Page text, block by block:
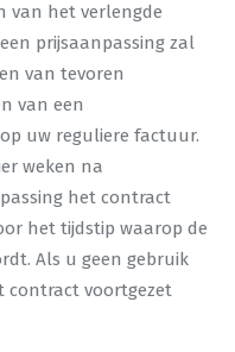
van het verlengde
prijsaanpassing zal
van tevoren
van een
uw reguliere factuur.
weken na
het contract
het tijdstip waarop de
Als u geen gebruik
contract voortgezet